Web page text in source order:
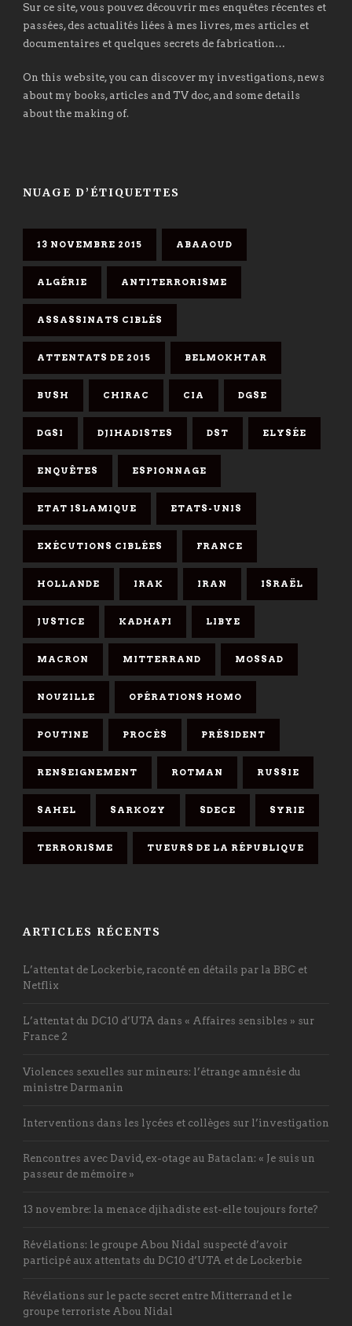
Sur ce site, vous pouvez découvrir mes enquêtes récentes et
passées, des actualités liées à mes livres, mes articles et
documentaires et quelques secrets de fabrication…
On this website, you can discover my investigations, news
about my books, articles and TV doc, and some details
about the making of.
NUAGE D’ÉTIQUETTES
13 NOVEMBRE 2015 ABAAOUD
ALGÉRIE ANTITERRORISME
ASSASSINATS CIBLÉS
ATTENTATS DE 2015 BELMOKHTAR
BUSH CHIRAC CIA DGSE
DGSI DJIHADISTES DST ELYSÉE
ENQUÊTES ESPIONNAGE
ETAT ISLAMIQUE ETATS-UNIS
EXÉCUTIONS CIBLÉES FRANCE
HOLLANDE IRAK IRAN ISRAËL
JUSTICE KADHAFI LIBYE
MACRON MITTERRAND MOSSAD
NOUZILLE OPÉRATIONS HOMO
POUTINE PROCÈS PRÉSIDENT
RENSEIGNEMENT ROTMAN RUSSIE
SAHEL SARKOZY SDECE SYRIE
TERRORISME TUEURS DE LA RÉPUBLIQUE
ARTICLES RÉCENTS
L’attentat de Lockerbie, raconté en détails par la BBC et
Netflix
L’attentat du DC10 d’UTA dans « Affaires sensibles » sur
France 2
Violences sexuelles sur mineurs: l’étrange amnésie du
ministre Darmanin
Interventions dans les lycées et collèges sur l’investigation
Rencontres avec David, ex-otage au Bataclan: « Je suis un
passeur de mémoire »
13 novembre: la menace djihadiste est-elle toujours forte?
Révélations: le groupe Abou Nidal suspecté d’avoir
participé aux attentats du DC10 d’UTA et de Lockerbie
Révélations sur le pacte secret entre Mitterrand et le
groupe terroriste Abou Nidal